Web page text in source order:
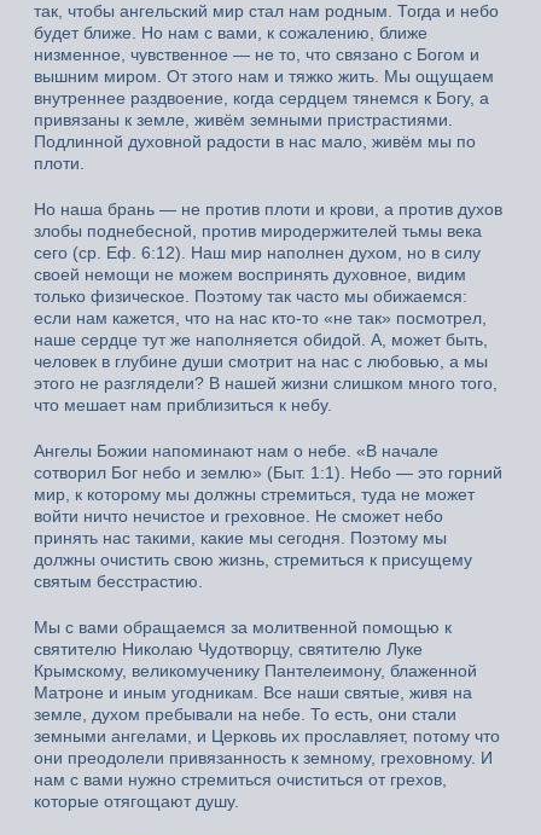
так, чтобы ангельский мир стал нам родным. Тогда и небо
будет ближе. Но нам с вами, к сожалению, ближе
низменное, чувственное — не то, что связано с Богом и
вышним миром. От этого нам и тяжко жить. Мы ощущаем
внутреннее раздвоение, когда сердцем тянемся к Богу, а
привязаны к земле, живём земными пристрастиями.
Подлинной духовной радости в нас мало, живём мы по
плоти.
Но наша брань — не против плоти и крови, а против духов
злобы поднебесной, против миродержителей тьмы века
сего (ср. Еф. 6:12). Наш мир наполнен духом, но в силу
своей немощи не можем воспринять духовное, видим
только физическое. Поэтому так часто мы обижаемся:
если нам кажется, что на нас кто-то «не так» посмотрел,
наше сердце тут же наполняется обидой. А, может быть,
человек в глубине души смотрит на нас с любовью, а мы
этого не разглядели? В нашей жизни слишком много того,
что мешает нам приблизиться к небу.
Ангелы Божии напоминают нам о небе. «В начале
сотворил Бог небо и землю» (Быт. 1:1). Небо — это горний
мир, к которому мы должны стремиться, туда не может
войти ничто нечистое и греховное. Не сможет небо
принять нас такими, какие мы сегодня. Поэтому мы
должны очистить свою жизнь, стремиться к присущему
святым бесстрастию.
Мы с вами обращаемся за молитвенной помощью к
святителю Николаю Чудотворцу, святителю Луке
Крымскому, великомученику Пантелеимону, блаженной
Матроне и иным угодникам. Все наши святые, живя на
земле, духом пребывали на небе. То есть, они стали
земными ангелами, и Церковь их прославляет, потому что
они преодолели привязанность к земному, греховному. И
нам с вами нужно стремиться очиститься от грехов,
которые отягощают душу.